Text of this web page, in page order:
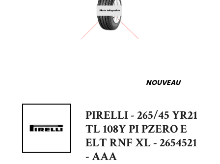
NOUVEAU
PIRELLI - 265/45 YR21
TL 108Y PI PZERO E
ELT RNF XL - 2654521
- AAA